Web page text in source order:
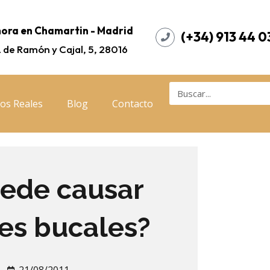
en Chamartin - Madrid
de Ramón y Cajal, 5, 28016
(+34) 913 44
Reales Blog Contacto
causar
bucales?